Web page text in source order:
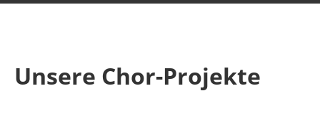
Unsere Chor-Projekte